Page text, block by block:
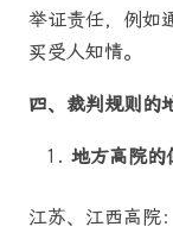
举证责任，例如
买受人知情。
四、裁判规则的
地方高院的
江苏、江西高院